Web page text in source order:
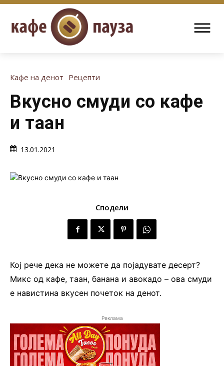
Кафе на денот Рецепти
Вкусно смуди со кафе
и таан
13.01.2021
Сподели
Кој рече дека не можете да појадувате десерт?
Микс од кафе, таан, банана и авокадо – ова смуди
е навистина вкусен почеток на денот.
Реклама